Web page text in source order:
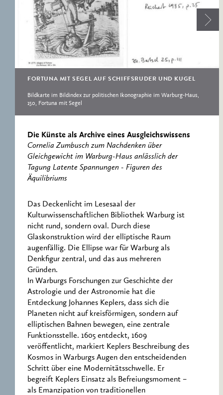
FOR POLITICAL
ICONOGRAPHY
ERNST CASSIRER
CENTRE 1997-2007
RECORDS
FORTUNA MIT SEGEL AUF SCHIFFSRUDER UND KUGEL
Bildkarte im Bildindex zur politischen Ikonographie im Warburg-Haus,
150, Fortuna mit Segel
Die Künste als Archive eines Ausgleichswissens
Cornelia Zumbusch zum Nachdenken über
Gleichgewicht im Warburg-Haus anlässlich der
Tagung Latente Spannungen - Figuren des
Äquilibriums
Das Deckenlicht im Lesesaal der
Kulturwissenschaftlichen Bibliothek Warburg ist
nicht rund, sondern oval. Durch diese
Glaskonstruktion wird der elliptische Raum
augenfällig. Die Ellipse war für Warburg als
Denkfigur zentral, und das aus mehreren
Gründen.
In Warburgs Forschungen zur Geschichte der
Astrologie und der Astronomie hat die
Entdeckung Johannes Keplers, dass sich die
Planeten nicht auf kreisförmigen, sondern auf
elliptischen Bahnen bewegen, eine zentrale
Funktionsstelle. 1605 entdeckt, 1609
veröffentlicht, markiert Keplers Beschreibung des
Kosmos in Warburgs Augen den entscheidenden
Schritt über eine Modernitätsschwelle. Er
begreift Keplers Einsatz als Befreiungsmoment –
als Emanzipation von traditionellen